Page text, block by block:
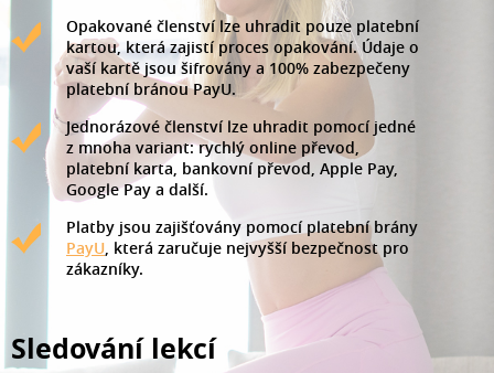
Opakované členství lze uhradit pouze platební
kartou, která zajistí proces opakování. Údaje o
vaší kartě jsou šifrovány a 100% zabezpečeny
platební bránou PayU.
Jednorázové členství lze uhradit pomocí jedné
z mnoha variant: rychlý online převod,
platební karta, bankovní převod, Apple Pay,
Google Pay a další.
Platby jsou zajišťovány pomocí platební brány
PayU, která zaručuje nejvyšší bezpečnost pro
zákazníky.
Sledování lekcí